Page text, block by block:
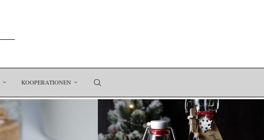
KOOPERATIONEN